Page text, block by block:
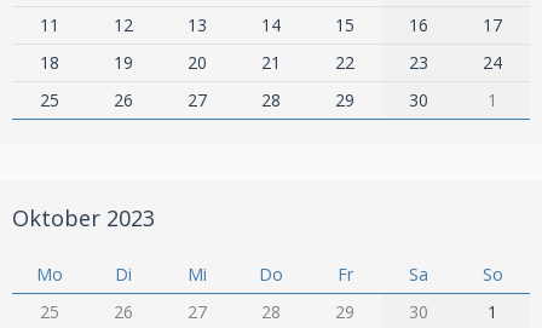
11
12 13 14 15 16
17
18
19 20 21 22 23
24
25
26 27 28 29 30 1
Oktober 2023
Mo Di Mi Do Fr Sa
So
25
26 27 28 29 30
1